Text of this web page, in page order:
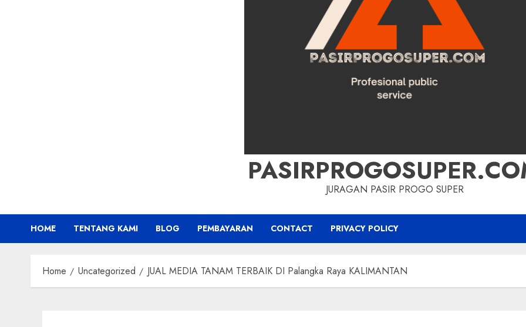
JURAGAN PASIR PROGO SUPER
HOME TENTANG KAMI BLOG PEMBAYARAN CONTACT PRIVACY POLICY
Home Uncategorized JUAL MEDIA TANAM TERBAIK DI Palangka Raya KALIMANTAN